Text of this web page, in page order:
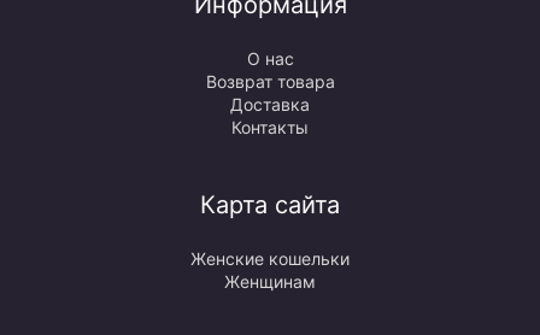
О нас
Возврат товара
Доставка
Контакты
Карта сайта
Женские кошельки
Женщинам